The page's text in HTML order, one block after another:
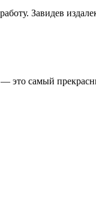
Завидев
— это самый